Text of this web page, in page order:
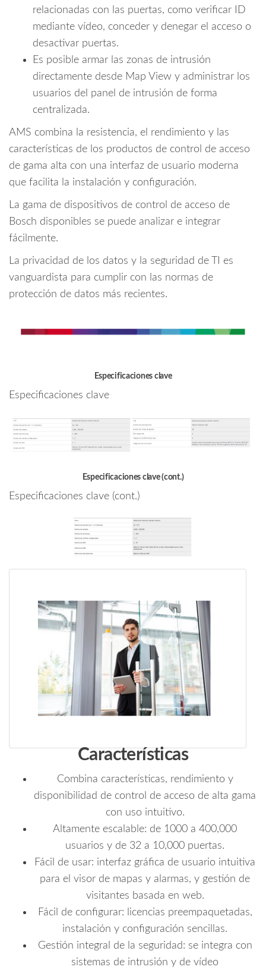
relacionadas con las puertas, como verificar ID
mediante vídeo, conceder y denegar el acceso o
desactivar puertas.
Es posible armar las zonas de intrusión
directamente desde Map View y administrar los
usuarios del panel de intrusión de forma
centralizada.
AMS combina la resistencia, el rendimiento y las
características de los productos de control de acceso
de gama alta con una interfaz de usuario moderna
que facilita la instalación y configuración.
La gama de dispositivos de control de acceso de
Bosch disponibles se puede analizar e integrar
fácilmente.
La privacidad de los datos y la seguridad de TI es
vanguardista para cumplir con las normas de
protección de datos más recientes.
Especificaciones clave
Especificaciones clave
Especificaciones clave (cont.)
Especificaciones clave (cont.)
Características
Combina características, rendimiento y
disponibilidad de control de acceso de alta gama
con uso intuitivo.
Altamente escalable: de 1000 a 400,000
usuarios y de 32 a 10,000 puertas.
Fácil de usar: interfaz gráfica de usuario intuitiva
para el visor de mapas y alarmas, y gestión de
visitantes basada en web.
Fácil de configurar: licencias preempaquetadas,
instalación y configuración sencillas.
Gestión integral de la seguridad: se integra con
sistemas de intrusión y de vídeo